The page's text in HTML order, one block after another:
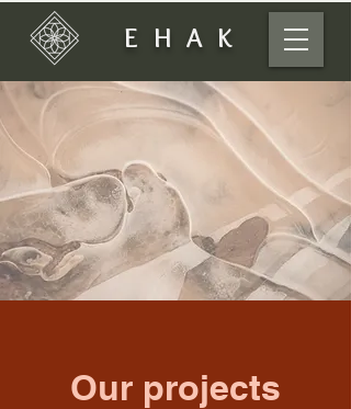
EHAK
Our projects